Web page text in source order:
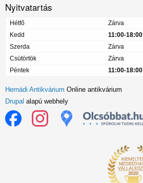
Nyitvatartás
Hétfő
Zárva
Kedd
11:00-18:00
Szerda
Zárva
Csütörtök
Zárva
Péntek
11:00-18:00
Hernádi Antikvárium Online antikvárium
Drupal alapú webhely